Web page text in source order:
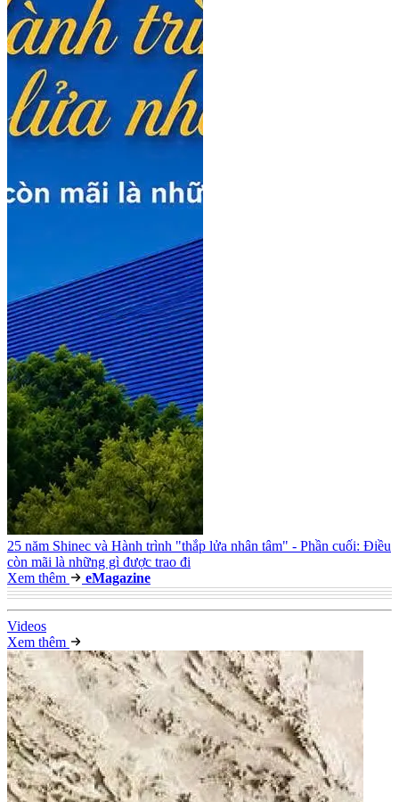
25 năm Shinec và Hành trình "thắp lửa nhân tâm" - Phần cuối: Điều
còn mãi là những gì được trao đi
Xem thêm
eMagazine
Videos
Xem thêm